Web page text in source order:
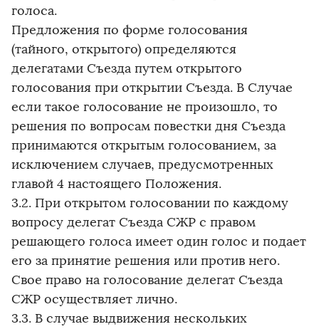
голоса.
Предложения по форме голосования
(тайного, открытого) определяются
делегатами Съезда путем открытого
голосования при открытии Съезда. В Случае
если такое голосование не произошло, то
решения по вопросам повестки дня Съезда
принимаются открытым голосованием, за
исключением случаев, предусмотренных
главой 4 настоящего Положения.
3.2. При открытом голосовании по каждому
вопросу делегат Съезда СЖР с правом
решающего голоса имеет один голос и подает
его за принятие решения или против него.
Свое право на голосование делегат Съезда
СЖР осуществляет лично.
3.3. В случае выдвижения нескольких